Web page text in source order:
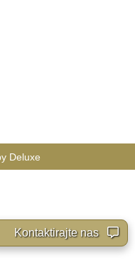
Deluxe
Kontaktirajte nas